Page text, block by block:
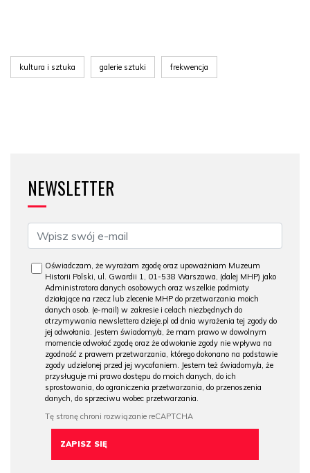
kultura i sztuka galerie sztuki frekwencja
NEWSLETTER
Oświadczam, że wyrażam zgodę oraz upoważniam Muzeum
Historii Polski, ul. Gwardii 1, 01-538 Warszawa, (dalej MHP) jako
Administratora danych osobowych oraz wszelkie podmioty
działające na rzecz lub zlecenie MHP do przetwarzania moich
danych osob. (e-mail) w zakresie i celach niezbędnych do
otrzymywania newslettera dzieje.pl od dnia wyrażenia tej zgody do
jej odwołania. Jestem świadomy/a, że mam prawo w dowolnym
momencie odwołać zgodę oraz że odwołanie zgody nie wpływa na
zgodność z prawem przetwarzania, którego dokonano na podstawie
zgody udzielonej przed jej wycofaniem. Jestem też świadomy/a, że
przysługuje mi prawo dostępu do moich danych, do ich
sprostowania, do ograniczenia przetwarzania, do przenoszenia
danych, do sprzeciwu wobec przetwarzania.